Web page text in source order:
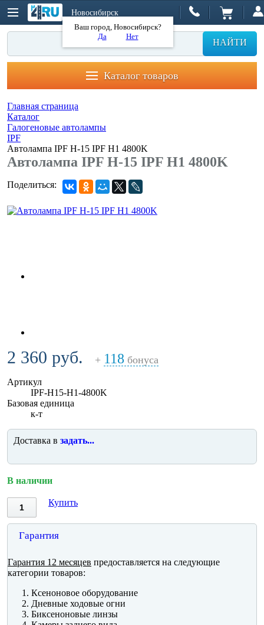
Новосибирск
Ваш город, Новосибирск?
Да
Нет
НАЙТИ
Каталог товаров
Главная страница
Каталог
Галогеновые автолампы
IPF
Автолампа IPF H-15 IPF H1 4800K
Автолампа IPF H-15 IPF H1 4800K
Поделиться:
2 360 руб. + 118 бонуса
Артикул
IPF-H15-H1-4800K
Базовая единица
к-т
Доставка в задать...
В наличии
Купить
Гарантия
Гарантия 12 месяцев предоставляется на следующие
категории товаров:
Ксеноновое оборудование
Дневные ходовые огни
Биксеноновые линзы